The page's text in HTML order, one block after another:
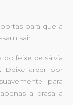
para que a
sair.
do feixe de sálvia
Deixe arder por
para
a brasa a